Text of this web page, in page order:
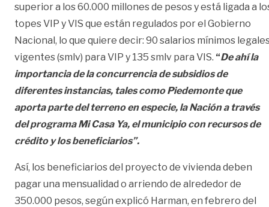
superior a los 60.000 millones de pesos y está ligada a
topes VIP y VIS que están regulados por el Gobierno
Nacional, lo que quiere decir: 90 salarios mínimos
vigentes (smlv) para VIP y 135 smlv para VIS. “De ahí la
importancia de la concurrencia de subsidios de
diferentes instancias, tales como Piedemonte que
aporta parte del terreno en especie, la Nación a través
del programa Mi Casa Ya, el municipio con recursos de
crédito y los beneficiarios”.
Así, los beneficiarios del proyecto de vivienda deben
pagar una mensualidad o arriendo de alrededor de
350.000 pesos, según explicó Harman, en febrero del